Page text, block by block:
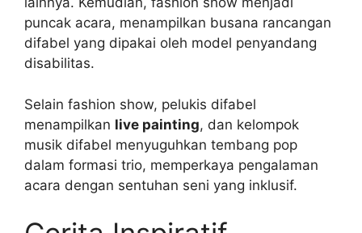
puncak acara, menampilkan busana rancangan
difabel yang dipakai oleh model penyandang
disabilitas.
Selain fashion show, pelukis difabel
menampilkan live painting, dan kelompok
musik difabel menyuguhkan tembang pop
dalam formasi trio, memperkaya pengalaman
acara dengan sentuhan seni yang inklusif.